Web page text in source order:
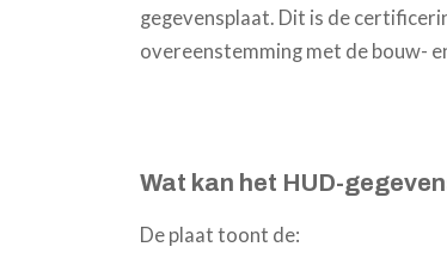
gegevensplaat. Dit is de
overeenstemming met de bouw-
Wat kan het HUD-
De plaat toont de: